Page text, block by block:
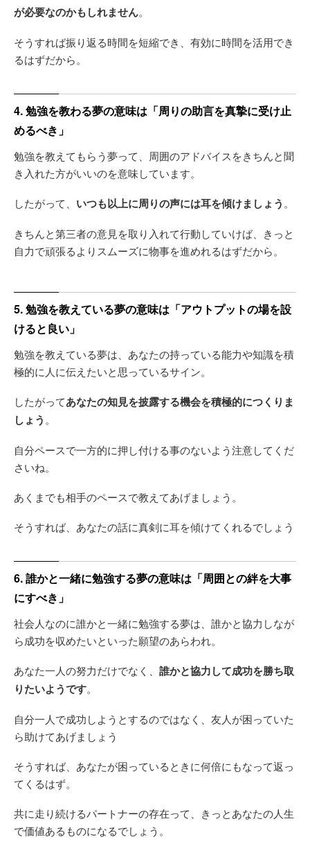
が必要なのかもしれません。
そうすれば振り返る時間を短縮でき、有効に時間を活用でき
るはずだから。
4. 勉強を教わる夢の意味は「周りの助言を真摯に受け止
めるべき」
勉強を教えてもらう夢って、周囲のアドバイスをきちんと聞
き入れた方がいいのを意味しています。
したがって、 いつも以上に周りの声には耳を傾けましょう 。
きちんと第三者の意見を取り入れて行動していけば、きっと
自力で頑張るよりスムーズに物事を進めれるはずだから。
5. 勉強を教えている夢の意味は「アウトプットの場を設
けると良い」
勉強を教えている夢は、あなたの持っている能力や知識を積
極的に人に伝えたいと思っているサイン。
したがってあなたの知見を披露する機会を積極的につくりま
しょう 。
自分ペースで一方的に押し付ける事のないよう注意してくだ
さいね。
あくまでも相手のペースで教えてあげましょう。
そうすれば、あなたの話に真剣に耳を傾けてくれるでしょう
6. 誰かと一緒に勉強する夢の意味は「周囲との絆を大事
にすべき」
社会人なのに誰かと一緒に勉強する夢は、誰かと協力しなが
ら成功を収めたいといった願望のあらわれ。
あなた一人の努力だけでなく、 誰かと協力して成功を勝ち取
りたいようです。
自分一人で成功しようとするのではなく、友人が困っていた
ら助けてあげましょう
そうすれば、あなたが困っているときに何倍にもなって返っ
てくるはず。
共に走り続けるパートナーの存在って、きっとあなたの人生
で価値あるものになるでしょう。